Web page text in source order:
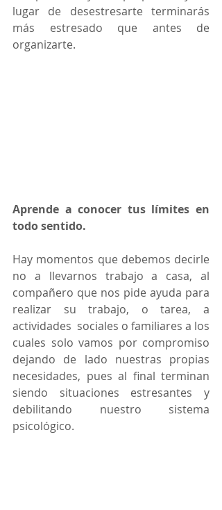
lugar de desestresarte terminarás
más estresado que antes de
organizarte.
Aprende a conocer tus límites en
todo sentido.
Hay momentos que debemos decirle
no a llevarnos trabajo a casa, al
compañero que nos pide ayuda para
realizar su trabajo, o tarea, a
actividades  sociales o familiares a los
cuales solo vamos por compromiso
dejando de lado nuestras propias
necesidades, pues al final terminan
siendo situaciones estresantes y
debilitando nuestro sistema
psicológico.